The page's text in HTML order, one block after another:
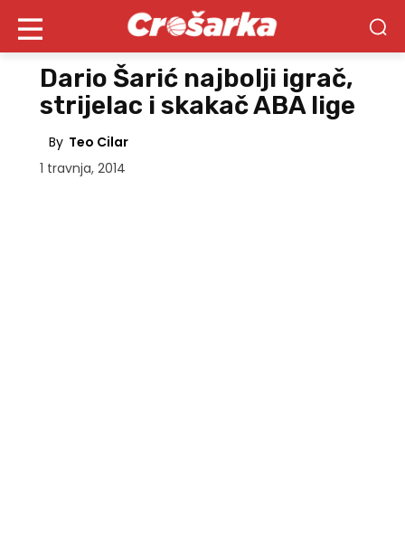
Dario Šarić najbolji igrač,
strijelac i skakač ABA lige
By Teo Cilar
1 travnja, 2014